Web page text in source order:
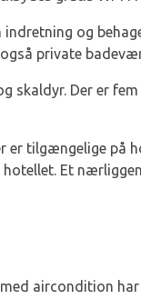
og
private
skaldyr. Der er
er tilgængelige på
Et
aircondition